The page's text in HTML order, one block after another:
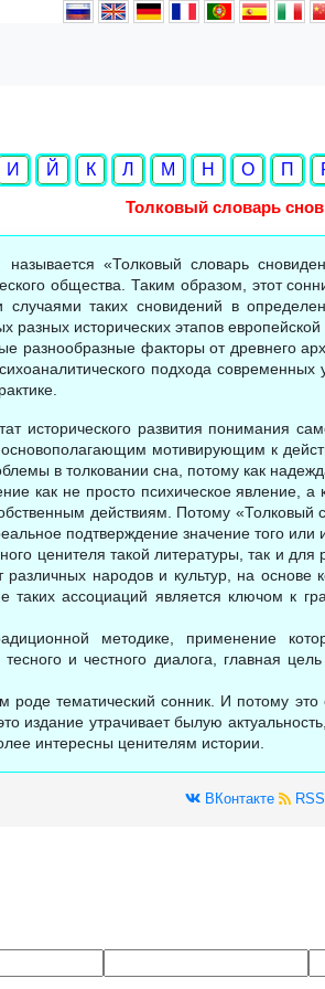
И Й К Л М Н О П
Толковый словарь
называется «Толковый словарь
общества. Таким образом, этот
таких сновидений в
исторических этапов европейской
разнообразные факторы от древнего
подхода
исторического развития понимания
мотивирующим к
в толковании сна, потому как
как не просто психическое явление,
действиям. Потому «Толковый
подтверждение значение того или
ценителя такой литературы, так и
народов и культур, на
ассоциаций является ключом к
методике, применение
и честного диалога, главная
тематический сонник. И потому это
издание утрачивает былую
интересны ценителям истории.
ВКонтакте RSS